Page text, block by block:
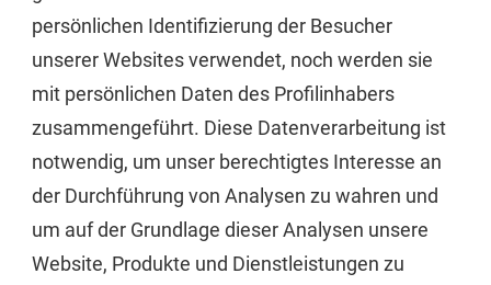
persönlichen Identifizierung der Besucher
unserer Websites verwendet, noch werden sie
mit persönlichen Daten des Profilinhabers
zusammengeführt. Diese Datenverarbeitung ist
notwendig, um unser berechtigtes Interesse an
der Durchführung von Analysen zu wahren und
um auf der Grundlage dieser Analysen unsere
Website, Produkte und Dienstleistungen zu